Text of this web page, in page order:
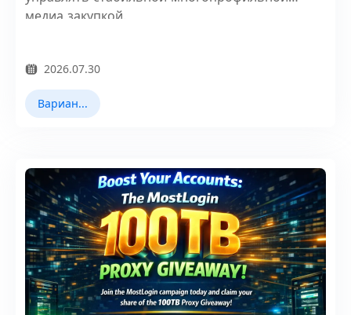
медиа закупкой.
2026.07.30
Варианты использования